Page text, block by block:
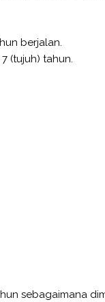
berjalan.
(tujuh) tahun.
sebagaimana